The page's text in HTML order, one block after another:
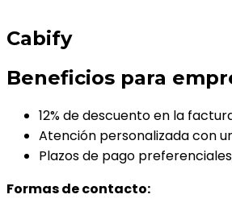
Cabify
Beneficios para
12% de descuento en la
Atención personalizada con
Plazos de pago
Formas de contacto: